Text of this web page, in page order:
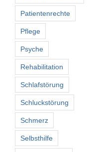
Patientenrechte
Pflege
Psyche
Rehabilitation
Schlafstörung
Schluckstörung
Schmerz
Selbsthilfe